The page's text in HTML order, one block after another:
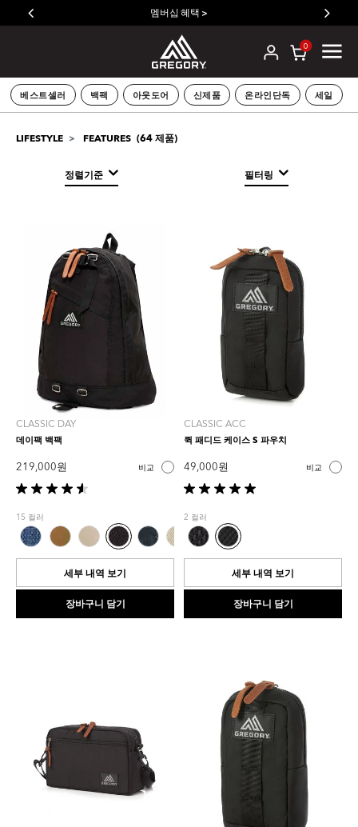
멤버십 혜택 >
0
베스트셀러 백팩 아웃도어 신제품 온라인단독 세일
LIFESTYLE FEATURES (64제품)
정렬기준 필터링
CLASSIC DAY
데이팩 백팩
219,000 원 비교
별
5
개
중
4.6
입
다.
15 컬러
세부 내역 보기
장바구니 담기
CLASSIC ACC
퀵 패디드 케이스 S 파우치
49,000 원 비교
별
5
개
중
5.0
입
다.
2 컬러
세부 내역 보기
장바구니 담기